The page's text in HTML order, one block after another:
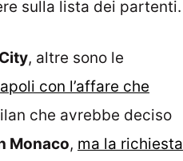
sulla lista dei partenti.
, altre sono le
con l’affare che
che avrebbe deciso
Monaco, ma la richiesta